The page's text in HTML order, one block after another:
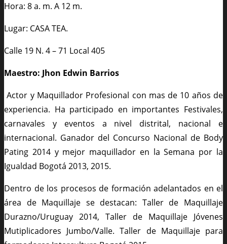
Hora: 8 a. m. A 12 m.
Lugar: CASA TEA.
Calle 19 N. 4 – 71 Local 405
Maestro: Jhon Edwin Barrios
Actor y Maquillador Profesional con mas de 10 años de
experiencia. Ha participado en importantes Festivales,
carnavales y eventos a nivel distrital, nacional e
internacional. Ganador del Concurso Nacional de Body
Pating 2014 y mejor maquillador en la Semana por la
Igualdad Bogotá 2013, 2015.
Dentro de los procesos de formación adelantados en el
área de Maquillaje se destacan: Taller de Maquillaje
Durazno/Uruguay 2014, Taller de Maquillaje Jóvenes
Mutiplicadores Jumbo/Valle. Taller de Maquillaje para